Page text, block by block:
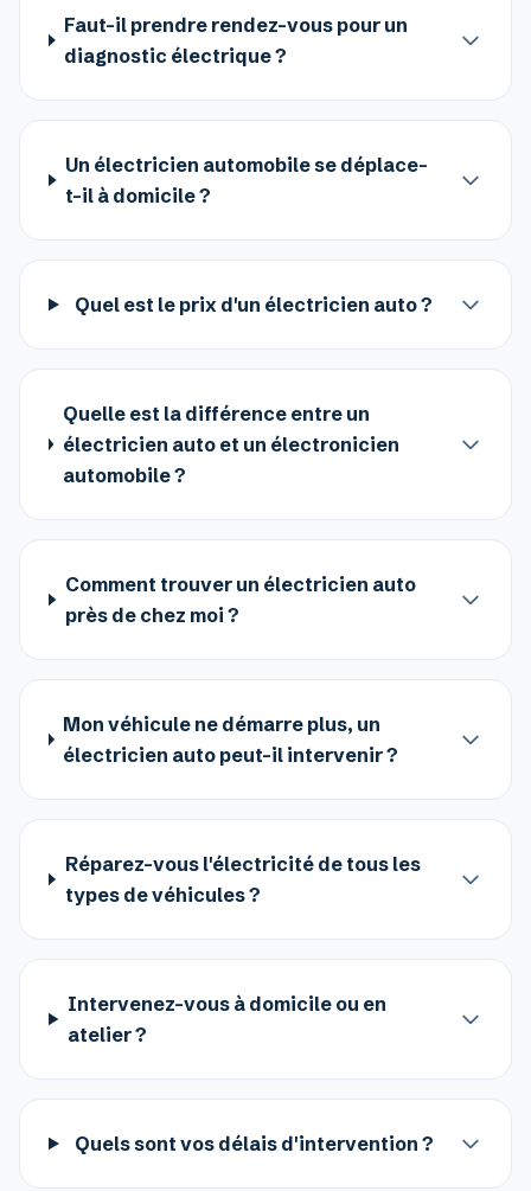
Faut-il prendre rendez-vous pour un
diagnostic électrique ?
Un électricien automobile se déplace-
t-il à domicile ?
Quel est le prix d'un électricien auto ?
Quelle est la différence entre un
électricien auto et un électronicien
automobile ?
Comment trouver un électricien auto
près de chez moi ?
Mon véhicule ne démarre plus, un
électricien auto peut-il intervenir ?
Réparez-vous l'électricité de tous les
types de véhicules ?
Intervenez-vous à domicile ou en
atelier ?
Quels sont vos délais d'intervention ?